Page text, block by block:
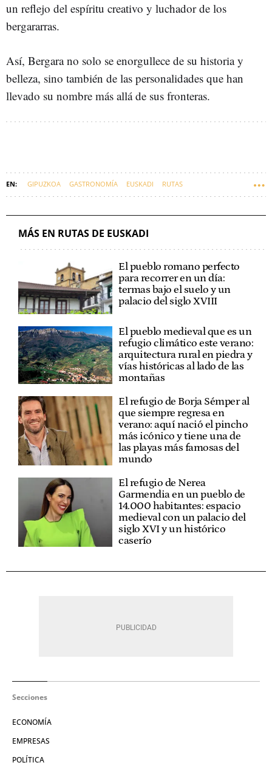
un reflejo del espíritu creativo y luchador de los
bergararras.
Así, Bergara no solo se enorgullece de su historia y
belleza, sino también de las personalidades que han
llevado su nombre más allá de sus fronteras.
GIPUZKOA GASTRONOMÍA EUSKADI RUTAS
MÁS EN RUTAS DE EUSKADI
El pueblo romano perfecto
para recorrer en un día:
termas bajo el suelo y un
palacio del siglo XVIII
El pueblo medieval que es un
refugio climático este verano:
arquitectura rural en piedra y
vías históricas al lado de las
montañas
El refugio de Borja Sémper al
que siempre regresa en
verano: aquí nació el pincho
más icónico y tiene una de
las playas más famosas del
mundo
El refugio de Nerea
Garmendia en un pueblo de
14.000 habitantes: espacio
medieval con un palacio del
siglo XVI y un histórico
caserío
Secciones
ECONOMÍA
EMPRESAS
POLÍTICA